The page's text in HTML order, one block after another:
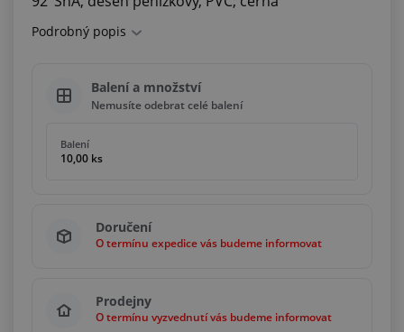
Podrobný popis
Balení a množství
Nemusíte odebrat celé balení
Balení
10,00 ks
Doručení
O termínu expedice vás budeme informovat
Prodejny
O termínu vyzvednutí vás budeme informovat